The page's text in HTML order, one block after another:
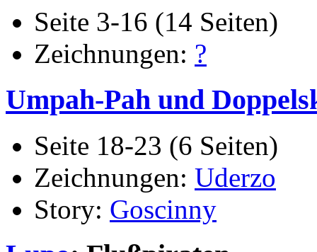
Seite 3-16 (14 Seiten)
Zeichnungen: ?
Umpah-Pah und
Seite 18-23 (6 Seiten)
Zeichnungen: Uderzo
Story: Goscinny